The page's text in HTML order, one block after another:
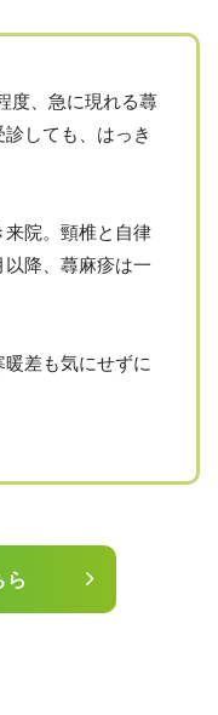
度、急に現れる蕁
しても、はっき
院。頸椎と自律
降、蕁麻疹は一
差も気にせずに
ら